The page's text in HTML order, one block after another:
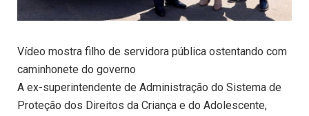
Vídeo mostra filho de servidora pública ostentando com
caminhonete do governo
A ex-superintendente de Administração do Sistema de
Proteção dos Direitos da Criança e do Adolescente,